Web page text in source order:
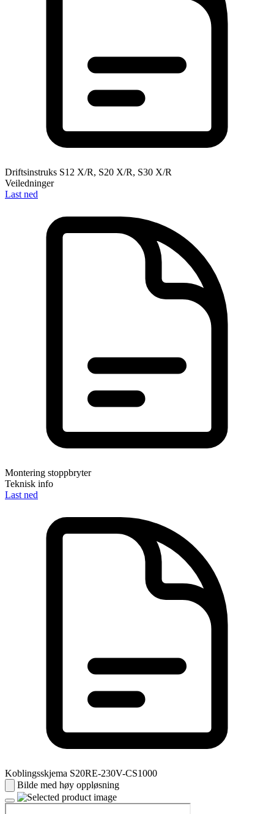
Driftsinstruks S12 X/R, S20 X/R, S30 X/R
Veiledninger
Last ned
Montering stoppbryter
Teknisk info
Last ned
Koblingsskjema S20RE-230V-CS1000
Bilde med høy oppløsning